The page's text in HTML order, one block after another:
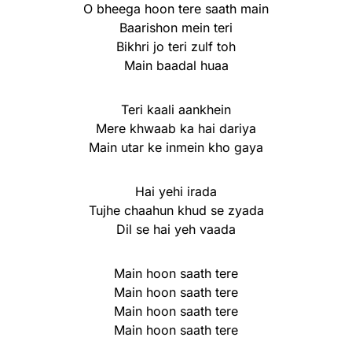
O bheega hoon tere saath main
Baarishon mein teri
Bikhri jo teri zulf toh
Main baadal huaa
Teri kaali aankhein
Mere khwaab ka hai dariya
Main utar ke inmein kho gaya
Hai yehi irada
Tujhe chaahun khud se zyada
Dil se hai yeh vaada
Main hoon saath tere
Main hoon saath tere
Main hoon saath tere
Main hoon saath tere